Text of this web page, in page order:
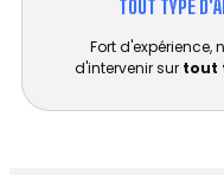
TOUT TYPE
Fort
d'intervenir sur tout